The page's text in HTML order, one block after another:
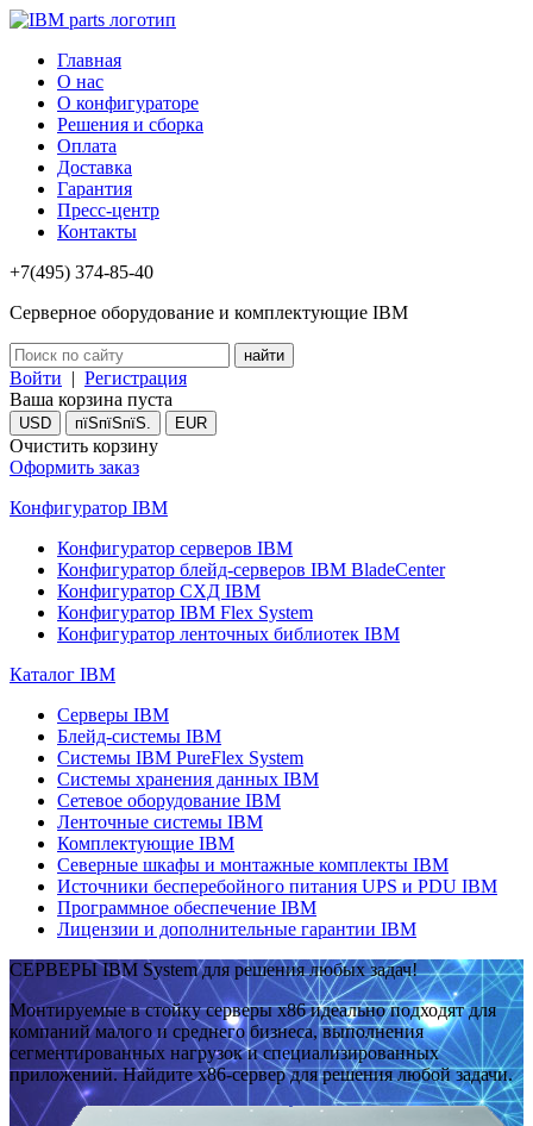
Главная
О нас
О конфигураторе
Решения и сборка
Оплата
Доставка
Гарантия
Пресс-центр
Контакты
+7(495) 374-85-40
Серверное оборудование и комплектующие IBM
Войти | Регистрация
Ваша корзина пуста
USD пїЅпїЅпїЅ. EUR
Очистить корзину
Оформить заказ
Конфигуратор IBM
Конфигуратор серверов IBM
Конфигуратор блейд-серверов IBM BladeCenter
Конфигуратор СХД IBM
Конфигуратор IBM Flex System
Конфигуратор ленточных библиотек IBM
Каталог IBM
Серверы IBM
Блейд-системы IBM
Системы IBM PureFlex System
Системы хранения данных IBM
Сетевое оборудование IBM
Ленточные системы IBM
Комплектующие IBM
Северные шкафы и монтажные комплекты IBM
Источники бесперебойного питания UPS и PDU IBM
Программное обеспечение IBM
Лицензии и дополнительные гарантии IBM
СЕРВЕРЫ IBM System для решения любых задач!
Монтируемые в стойку серверы x86 идеально подходят для
компаний малого и среднего бизнеса, выполнения
сегментированных нагрузок и специализированных
приложений. Найдите x86-сервер для решения любой задачи.